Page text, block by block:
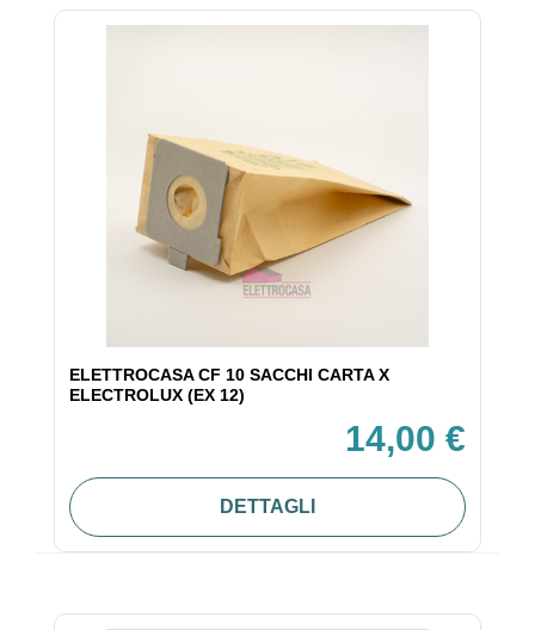
ELETTROCASA CF 10 SACCHI CARTA X
ELECTROLUX (EX 12)
14,00 €
DETTAGLI